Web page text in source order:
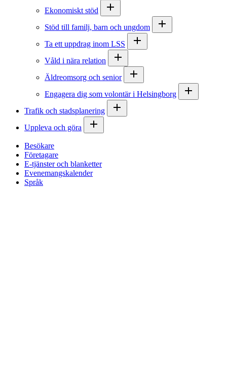
Ekonomiskt stöd
Stöd till familj, barn och ungdom
Ta ett uppdrag inom LSS
Våld i nära relation
Äldreomsorg och senior
Engagera dig som volontär i Helsingborg
Trafik och stadsplanering
Uppleva och göra
Besökare
Företagare
E-tjänster och blanketter
Evenemangskalender
Språk